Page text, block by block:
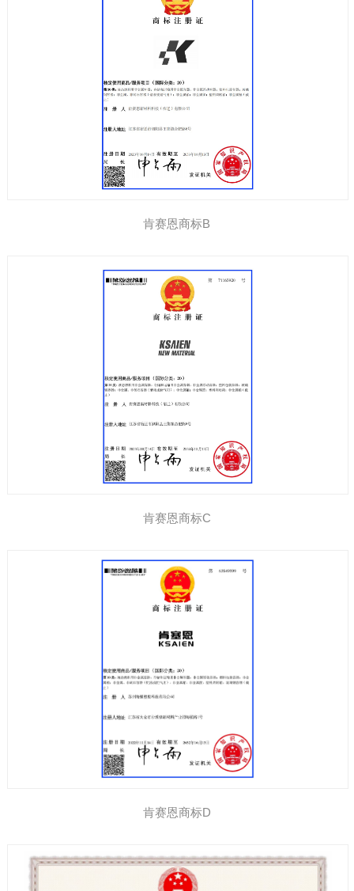
肯赛恩商标B
肯赛恩商标C
肯赛恩商标D